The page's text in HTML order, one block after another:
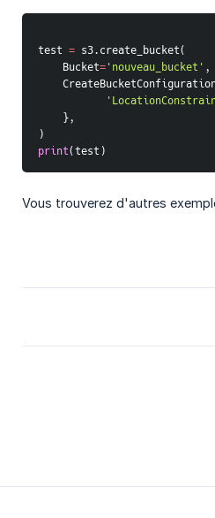
test = s3.create_bucket(
    Bucket
='nouveau_bucket' ,
},
)
print(test )
Vous trouverez d'autres